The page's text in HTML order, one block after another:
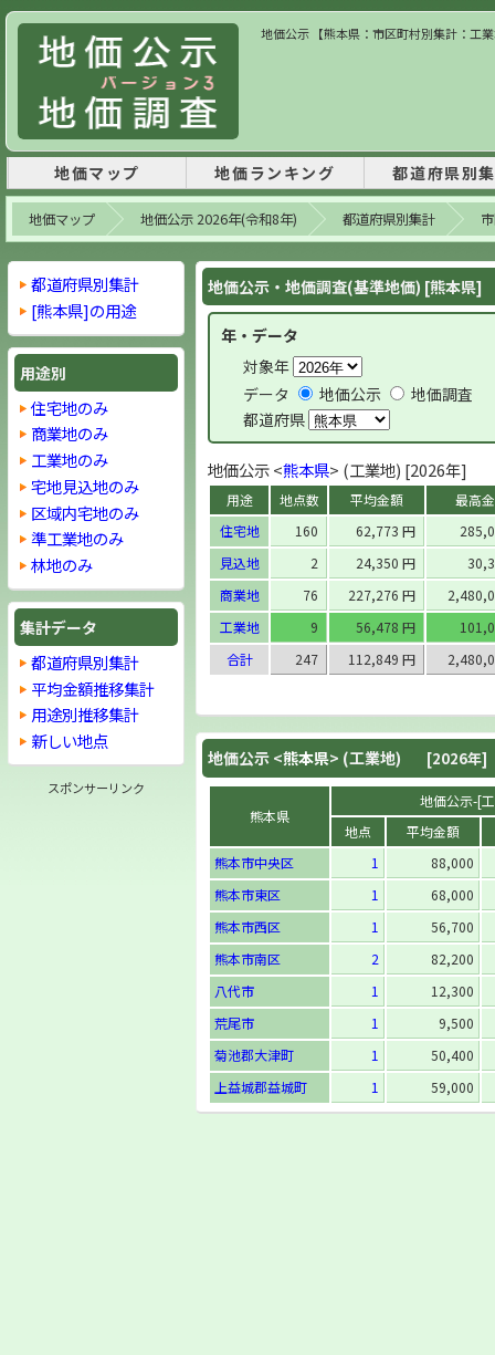
地価公示 【熊本県：市区町村別集計：工
地価マップ 地価ランキング 都道府県別
地価マップ 地価公示 2026年(令和8年) 都道府県別集計
地価公示・地価調査(基準地価) [熊本県]
年・データ
対象年
データ
地価公示
地価調査
都道府県
地価公示 <熊本県> (工業地) [2026年]
用途 地点数 平均金額
最高
住宅地
160 62,773 円
見込地
2 24,350 円
商業地
76 227,276 円
工業地
9 56,478 円
合計
247 112,849 円
地価公示 <熊本県> (工業地) [2026年]
熊本県
地価公示-[
地点
平均金額
熊本市中央区
1
88,000
熊本市東区
1
68,000
熊本市西区
1
56,700
熊本市南区
2
82,200
八代市
1
12,300
荒尾市
1
9,500
菊池郡大津町
1
50,400
上益城郡益城町
1 59,000
都道府県別集計
[熊本県]の用途
用途別
住宅地のみ
商業地のみ
工業地のみ
宅地見込地のみ
区域内宅地のみ
準工業地のみ
林地のみ
集計データ
都道府県別集計
平均金額推移集計
用途別推移集計
新しい地点
スポンサーリンク